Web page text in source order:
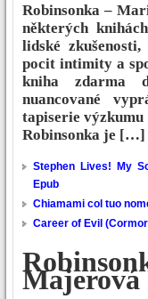
Robinsonka –
některých
lidské
pocit intimity a
kniha zdarma
nuancované
tapiserie
Robinsonka je […]
Stephen Lives! My
Epub
Chiamami col tuo
Career of Evil
Majerová